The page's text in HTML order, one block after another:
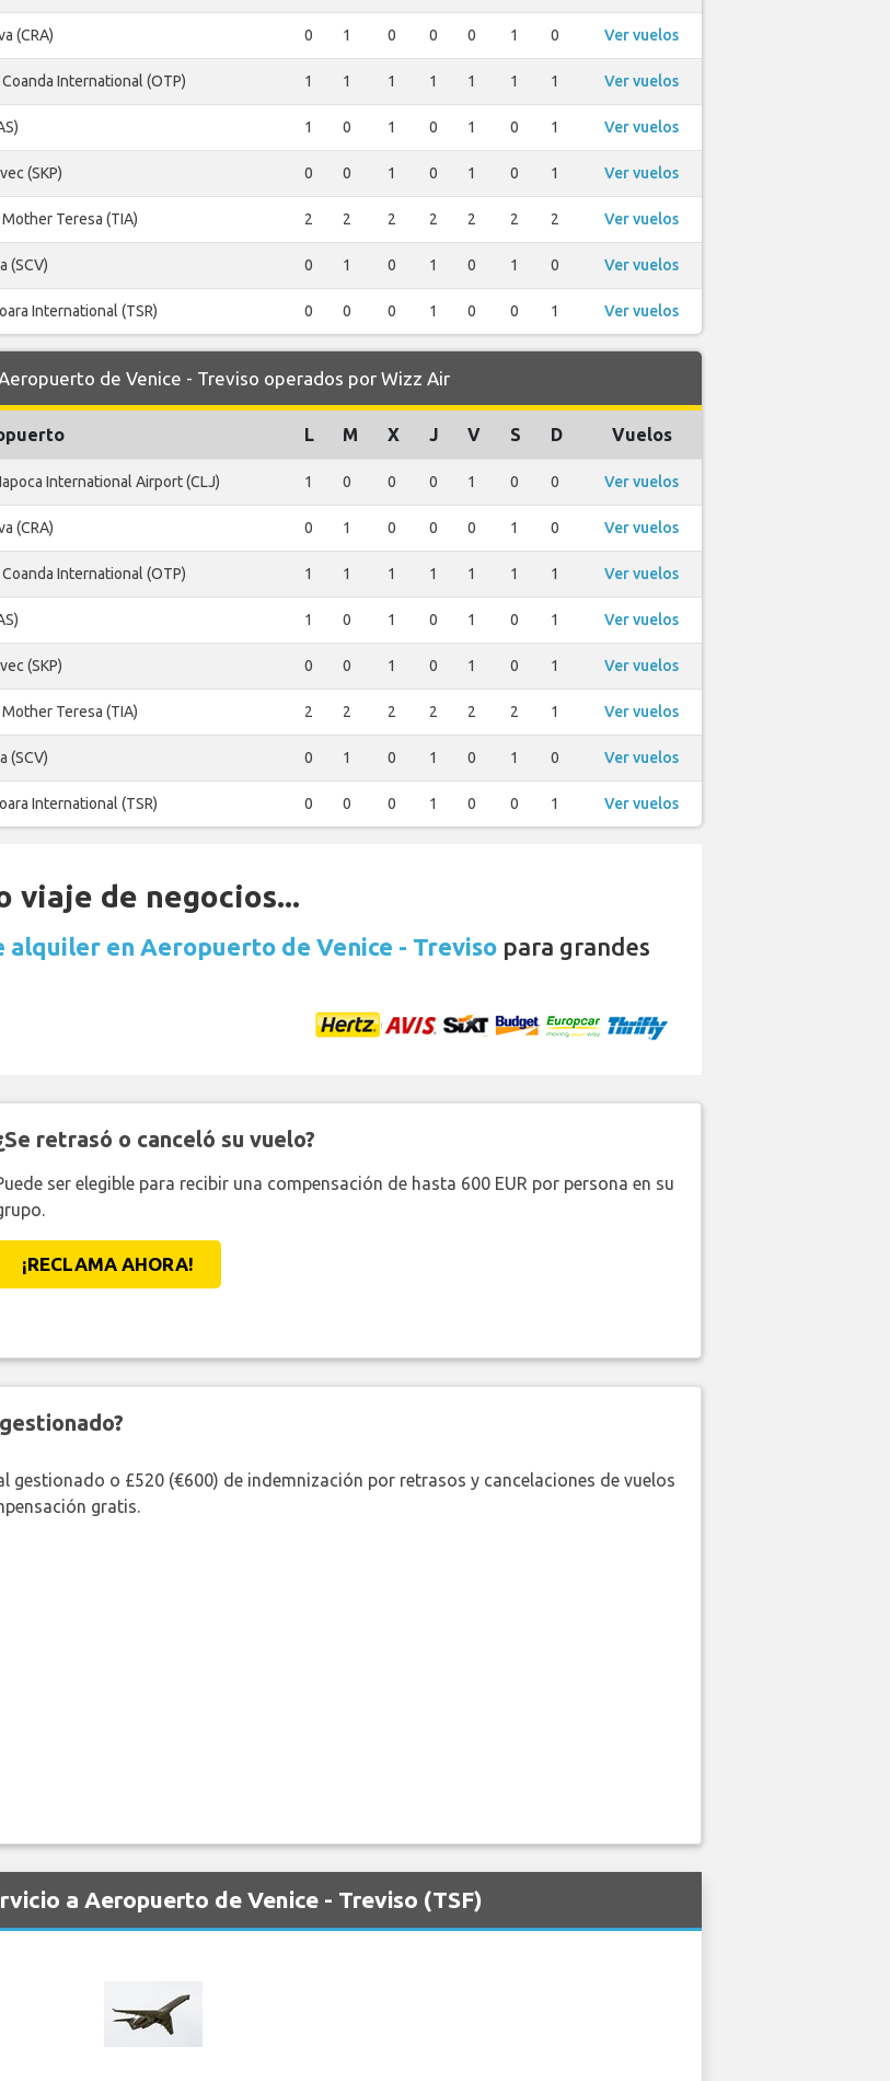
(CRA) 0 1 0 0 0 1 0 Ver vuelos
International (OTP) 1 1 1 1 1 1 1 Ver vuelos
1 0 1 0 1 0 1 Ver vuelos
(SKP) 0 0 1 0 1 0 1 Ver vuelos
Mother Teresa (TIA) 2 2 2 2 2 2 2 Ver vuelos
(SCV) 0 1 0 1 0 1 0 Ver vuelos
International (TSR) 0 0 0 1 0 0 1 Ver vuelos
de Venice - Treviso operados por Wizz Air
L M X J V S D Vuelos
International Airport (CLJ) 1 0 0 0 1 0 0 Ver vuelos
(CRA) 0 1 0 0 0 1 0 Ver vuelos
International (OTP) 1 1 1 1 1 1 1 Ver vuelos
1 0 1 0 1 0 1 Ver vuelos
(SKP) 0 0 1 0 1 0 1 Ver vuelos
Mother Teresa (TIA) 2 2 2 2 2 2 1 Ver vuelos
(SCV) 0 1 0 1 0 1 0 Ver vuelos
International (TSR) 0 0 0 1 0 0 1 Ver vuelos
viaje de negocios...
alquiler en Aeropuerto de Venice - Treviso para grandes
retrasó o canceló su vuelo?
ser elegible para recibir una compensación de hasta 600 EUR por persona en su
¡RECLAMA AHORA!
gestionado o £520 (€600) de indemnización por retrasos y cancelaciones de vuelos
gratis.
a Aeropuerto de Venice - Treviso (TSF)